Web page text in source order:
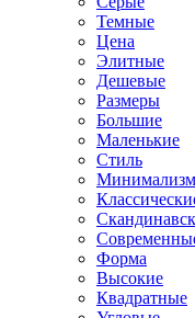
Темные
Цена
Элитные
Дешевые
Размеры
Большие
Маленькие
Стиль
Минимализм
Форма
Высокие
Квадратные